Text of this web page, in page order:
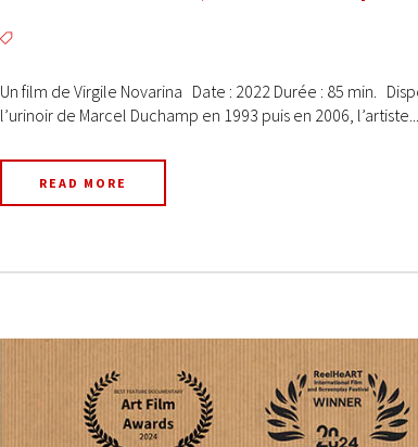
Un film de Virgile Novarina Date : 2022 Durée : 85 min.
l’urinoir de Marcel Duchamp en 1993 puis en 2006, l’artiste...
READ MORE